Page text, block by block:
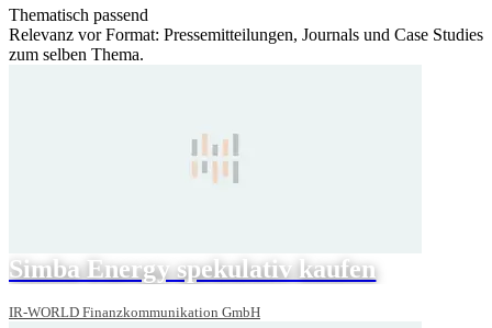
Thematisch passend
Relevanz vor Format: Pressemitteilungen, Journals und Case Studies
zum selben Thema.
Simba Energy spekulativ kaufen
IR-WORLD Finanzkommunikation GmbH